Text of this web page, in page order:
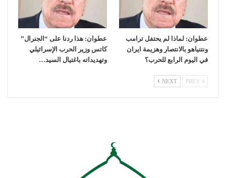
عطوان: لماذا لم يحتفل ترامب
ونتنياهو بالانتصار وهزيمة ايران
في اليوم الرابع للحرب؟
عطوان: هذا ردنا على “الجنرال”
كاتس وزير الحرب الإسرائيلي
وتهديداته باغتيال السيد…
NEXT